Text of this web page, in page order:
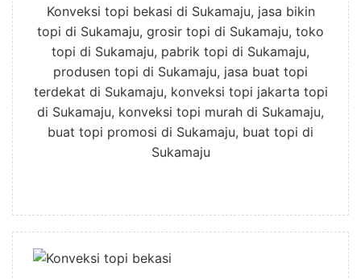
Konveksi topi bekasi di Sukamaju, jasa bikin
topi di Sukamaju, grosir topi di Sukamaju, toko
topi di Sukamaju, pabrik topi di Sukamaju,
produsen topi di Sukamaju, jasa buat topi
terdekat di Sukamaju, konveksi topi jakarta topi
di Sukamaju, konveksi topi murah di Sukamaju,
buat topi promosi di Sukamaju, buat topi di
Sukamaju